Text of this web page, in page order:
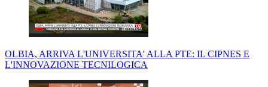
OLBIA, ARRIVA L'UNIVERSITA' ALLA PTE: IL CIPNES E
L'INNOVAZIONE TECNILOGICA